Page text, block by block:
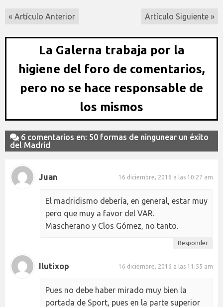
« Artículo Anterior Artículo Siguiente »
La Galerna trabaja por la
higiene del foro de comentarios,
pero no se hace responsable de
los mismos
6 comentarios en: 50 formas de ningunear un éxito
del Madrid
Juan 16 diciembre, 2016 a las 10:27 am
El madridismo debería, en general, estar muy
pero que muy a favor del VAR.
Mascherano y Clos Gómez, no tanto.
Responder
Ilutixop 16 diciembre, 2016 a las 11:55 am
Pues no debe haber mirado muy bien la
portada de Sport, pues en la parte superior